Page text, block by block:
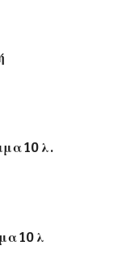
10 λ.
10 λ